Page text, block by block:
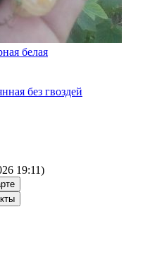
белая
без гвоздей
19:11)